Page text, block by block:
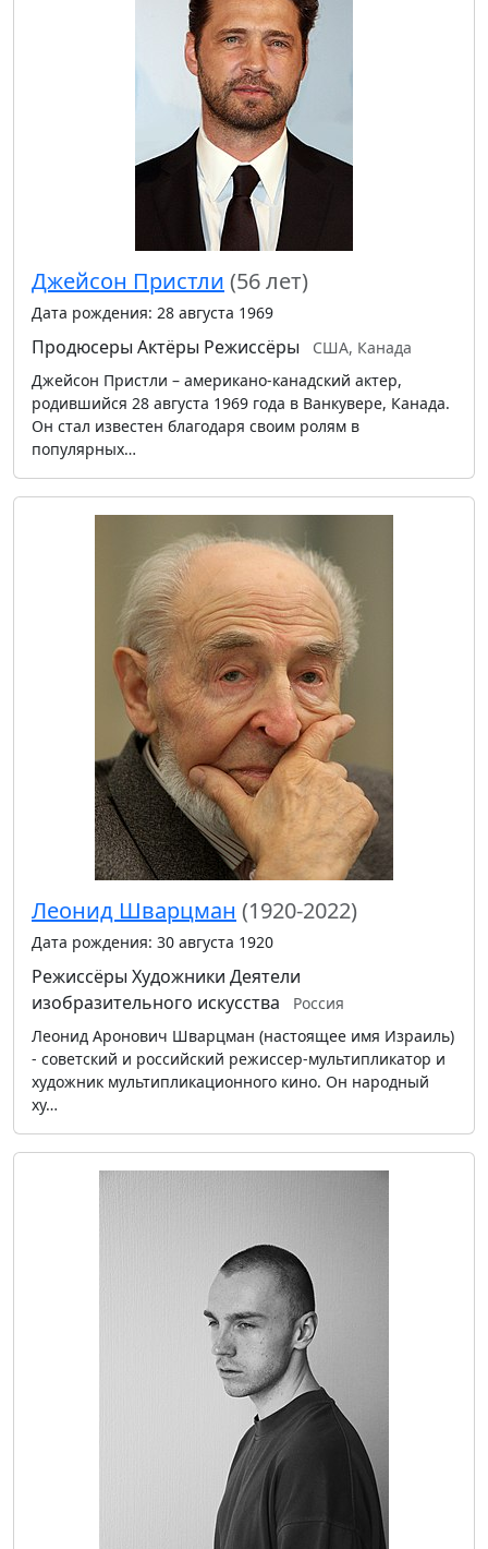
Джейсон Пристли (56 лет)
Дата рождения: 28 августа 1969
Продюсеры Актёры Режиссёры
США, Канада
Джейсон Пристли – американо-канадский актер,
родившийся 28 августа 1969 года в Ванкувере, Канада.
Он стал известен благодаря своим ролям в
популярных…
Леонид Шварцман (1920-2022)
Дата рождения: 30 августа 1920
Режиссёры Художники Деятели
изобразительного искусства
Россия
Леонид Аронович Шварцман (настоящее имя Израиль)
- советский и российский режиссер-мультипликатор и
художник мультипликационного кино. Он народный
ху…